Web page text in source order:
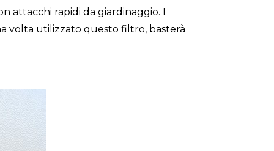
rapidi da giardinaggio. I
volta utilizzato questo filtro, basterà